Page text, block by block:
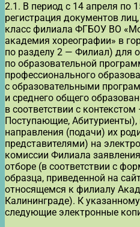
2.1. В период с 14 апреля по
регистрация документов
класс филиала ФГБОУ ВО
академия хореографии» в
по разделу 2 — Филиал) для
по образовательной
профессионального
с образовательными
и среднего общего
в соответствии с
Поступающие, Абитуриенты),
направления (подачи) их
представителями) на
комиссии Филиала
отборе (в соответствии с
образца, приведенной на
относящемся к филиалу
Калининграде). К
следующие электронные